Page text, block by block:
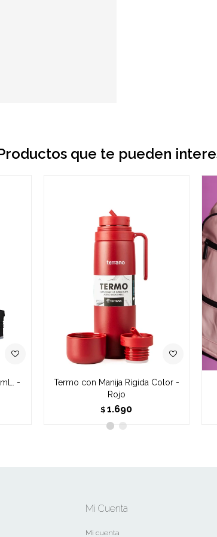
que te pueden
-
Termo con Manija Rígida Color -
Rojo
$ 1.690
Mi Cuenta
Mi cuenta